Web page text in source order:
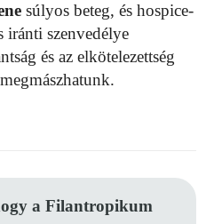
súlyos beteg, és hospice-
iránti szenvedélye
és az elkötelezettség
a Filantropikum